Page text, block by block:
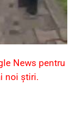
News pentru
noi știri.